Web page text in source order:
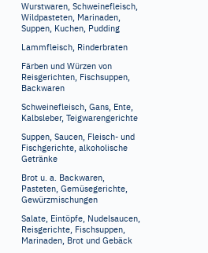
Wurstwaren, Schweinefleisch,
Wildpasteten, Marinaden,
Suppen, Kuchen, Pudding
Lammfleisch, Rinderbraten
Färben und Würzen von
Reisgerichten, Fischsuppen,
Backwaren
Schweinefleisch, Gans, Ente,
Kalbsleber, Teigwarengerichte
Suppen, Saucen, Fleisch- und
Fischgerichte, alkoholische
Getränke
Brot u. a. Backwaren,
Pasteten, Gemüsegerichte,
Gewürzmischungen
Salate, Eintöpfe, Nudelsaucen,
Reisgerichte, Fischsuppen,
Marinaden, Brot und Gebäck